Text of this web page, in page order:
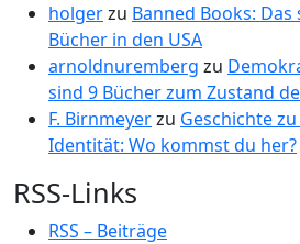
holgerzu Banned Books:
Bücher in den USA
arnoldnuremberg zu
sind 9 Bücher zum Zustand
F. Birnmeyerzu Geschichte
Identität: Wo kommst du her?
RSS-Links
RSS – Beiträge